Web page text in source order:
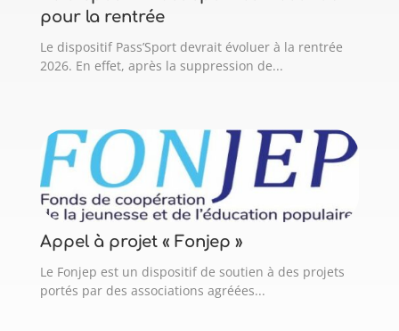
pour la rentrée
Le dispositif Pass’Sport devrait évoluer à la rentrée
2026. En effet, après la suppression de...
Appel à projet « Fonjep »
Le Fonjep est un dispositif de soutien à des projets
portés par des associations agréées...